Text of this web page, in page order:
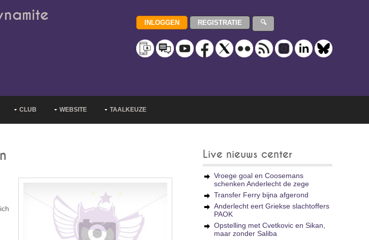
CLUB WEBSITE TAALKEUZE
Live nieuws center
Vroege goal en Coosemans
schenken Anderlecht de zege
Transfer Ferry bijna afgerond
Anderlecht eert Griekse slachtoffers
PAOK
Opstelling met Cvetkovic en Sikan,
maar zonder Saliba